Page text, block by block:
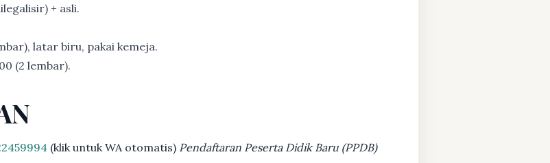
+ asli.
latar biru, pakai kemeja.
(2 lembar).
(klik untuk WA otomatis) Pendaftaran Peserta Didik Baru (PPDB)